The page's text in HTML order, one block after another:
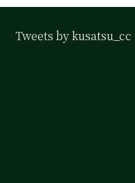
Tweets by kusatsu_cc